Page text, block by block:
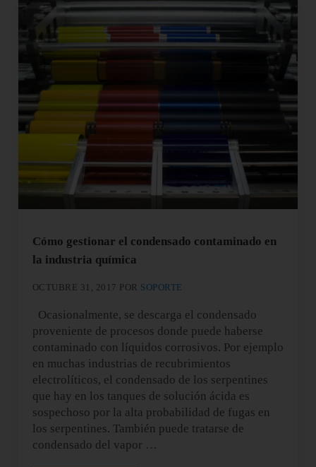
Cómo gestionar el condensado contaminado en
la industria química
OCTUBRE 31, 2017 POR SOPORTE
Ocasionalmente, se descarga el condensado
proveniente de procesos donde puede haberse
contaminado con líquidos corrosivos. Por ejemplo
en muchas industrias de recubrimientos
electrolíticos, el condensado de los serpentines
que hay en los tanques de solución ácida es
sospechoso por la alta probabilidad de fugas en
los serpentines. También puede tratarse de
condensado del vapor …